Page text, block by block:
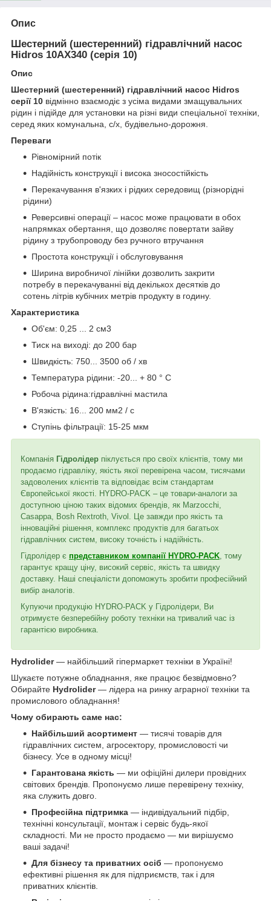
Опис
Шестерний (шестеренний) гідравлічний насос
Hidros 10АХ340 (серія 10)
Опис
Шестерний (шестеренний) гідравлічний насос Hidros
серії 10 відмінно взаємодіє з усіма видами змащувальних
рідин і підійде для установки на різні види спеціальної техніки,
серед яких комунальна, с/х, будівельно-дорожня.
Переваги
Рівномірний потік
Надійність конструкції і висока зносостійкість
Перекачування в'язких і рідких середовищ (різнорідні
рідини)
Реверсивні операції – насос може працювати в обох
напрямках обертання, що дозволяє повертати зайву
рідину з трубопроводу без ручного втручання
Простота конструкції і обслуговування
Ширина виробничої лінійки дозволить закрити
потребу в перекачуванні від декількох десятків до
сотень літрів кубічних метрів продукту в годину.
Характеристика
Об'єм: 0,25 ... 2 см3
Тиск на виході: до 200 бар
Швидкість: 750... 3500 об / хв
Температура рідини: -20... + 80 ° C
Робоча рідина:гідравлічні мастила
В'язкість: 16... 200 мм2 / с
Ступінь фільтрації: 15-25 мкм
Компанія Гідролідер піклується про своїх клієнтів, тому ми
продаємо гідравліку, якість якої перевірена часом, тисячами
задоволених клієнтів та відповідає всім стандартам
Європейської якості. HYDRO-PACK – це товари-аналоги за
доступною ціною таких відомих брендів, як Marzocchi,
Casappa, Bosh Rextroth, Vivol. Це завжди про якість та
інноваційні рішення, комплекс продуктів для багатьох
гідравлічних систем, високу точність і надійність.
Гідролідер є представником компанії HYDRO-PACK , тому
гарантує кращу ціну, високий сервіс, якість та швидку
доставку. Наші спеціалісти допоможуть зробити професійний
вибір аналогів.
Купуючи продукцію HYDRO-PACK у Гідролідери, Ви
отримуєте безперебійну роботу техніки на тривалий час із
гарантією виробника.
Hydrolider— найбільший гіпермаркет техніки в Україні!
Шукаєте потужне обладнання, яке працює безвідмовно?
Обирайте Hydrolider— лідера на ринку аграрної техніки та
промислового обладнання!
Чому обирають саме нас:
Найбільший асортимент — тисячі товарів для
гідравлічних систем, агросектору, промисловості чи
бізнесу. Усе в одному місці!
Гарантована якість — ми офіційні дилери провідних
світових брендів. Пропонуємо лише перевірену техніку,
яка служить довго.
Професійна підтримка — індивідуальний підбір,
технічні консультації, монтаж і сервіс будь-якої
складності. Ми не просто продаємо — ми вирішуємо
ваші задачі!
Для бізнесу та приватних осіб — пропонуємо
ефективні рішення як для підприємств, так і для
приватних клієнтів.